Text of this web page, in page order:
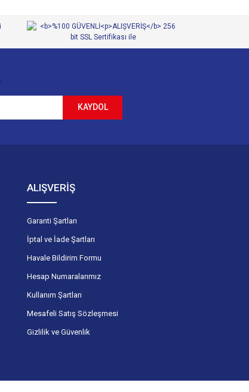
KAYDOL
ALIŞVERİŞ
Garanti Şartları
İptal ve İade Şartları
Havale Bildirim Formu
Hesap Numaralarımız
Kullanım Şartları
Mesafeli Satış Sözleşmesi
Gizlilik ve Güvenlik